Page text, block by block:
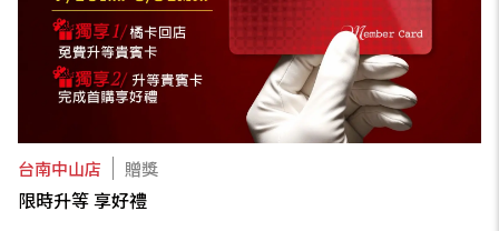
台南中山店 贈獎
限時升等 享好禮